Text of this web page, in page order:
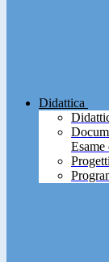
Didattica